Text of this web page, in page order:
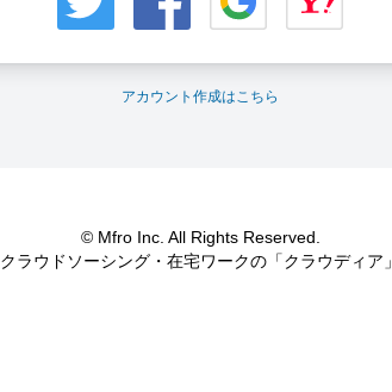
アカウント作成はこちら
© Mfro Inc. All Rights Reserved.
クラウドソーシング・在宅ワークの「クラウディア」